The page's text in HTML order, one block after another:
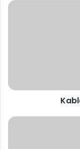
Kablo
Şampiyonlar